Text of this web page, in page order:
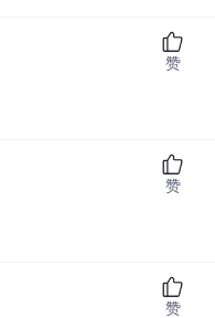
赞
赞
赞